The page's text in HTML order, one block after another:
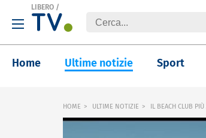
LIBERO /
Home Ultime notizie Sport
HOME ULTIME NOTIZIE IL BEACH CLUB